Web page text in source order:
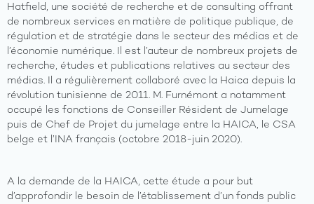
Hatfield, une société de recherche et de consulting offrant
de nombreux services en matière de politique publique, de
régulation et de stratégie dans le secteur des médias et de
l’économie numérique. Il est l’auteur de nombreux projets de
recherche, études et publications relatives au secteur des
médias. Il a régulièrement collaboré avec la Haica depuis la
révolution tunisienne de 2011. M. Furnémont a notamment
occupé les fonctions de Conseiller Résident de Jumelage
puis de Chef de Projet du jumelage entre la HAICA, le CSA
belge et l’INA français (octobre 2018-juin 2020).
A la demande de la HAICA, cette étude a pour but
d’approfondir le besoin de l’établissement d’un fonds public